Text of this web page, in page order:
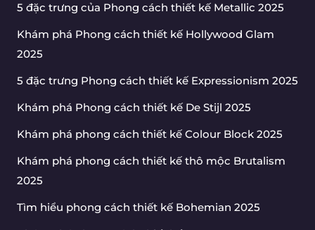
5 đặc trưng của Phong cách thiết kế Metallic 2025
Khám phá Phong cách thiết kế Hollywood Glam
2025
5 đặc trưng Phong cách thiết kế Expressionism 2025
Khám phá Phong cách thiết kế De Stijl 2025
Khám phá phong cách thiết kế Colour Block 2025
Khám phá phong cách thiết kế thô mộc Brutalism
2025
Tìm hiểu phong cách thiết kế Bohemian 2025